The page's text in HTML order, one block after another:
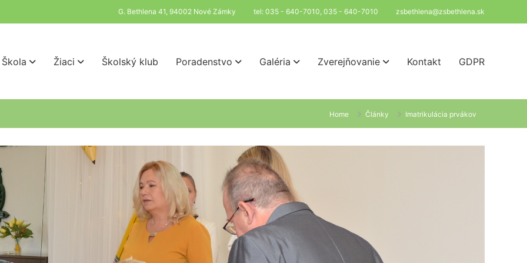
G. Bethlena 41, 94002 Nové Zámky tel: 035 - 640-7010, 035 - 640-7010 zsbethlena@zsbethlena.sk
Škola Žiaci Školský klub Poradenstvo Galéria Zverejňovanie Kontakt GDPR
Home Články Imatrikulácia prvákov